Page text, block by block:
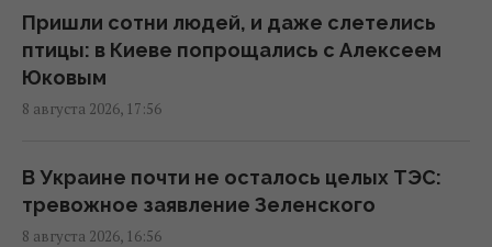
Украина должна уничтожать пусковые и
производство ракет: эксперт сказал, что
для этого нужно
16:03 суббота, 08 августа 2026
Зеленский: Украинская оборонка может
удвоить объемы производства, но есть
условие
Пришли сотни людей, и даже слетелись
птицы: в Киеве попрощались с Алексеем
Юковым
8 августа 2026, 17:56
В Украине почти не осталось целых ТЭС:
тревожное заявление Зеленского
8 августа 2026, 16:56